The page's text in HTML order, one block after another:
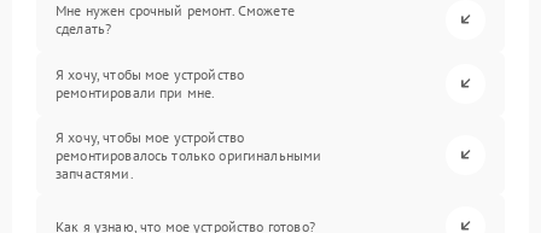
Мне нужен срочный ремонт. Сможете
сделать?
Я хочу, чтобы мое устройство
ремонтировали при мне.
Я хочу, чтобы мое устройство
ремонтировалось только оригинальными
запчастями.
Как я узнаю, что мое устройство готово?